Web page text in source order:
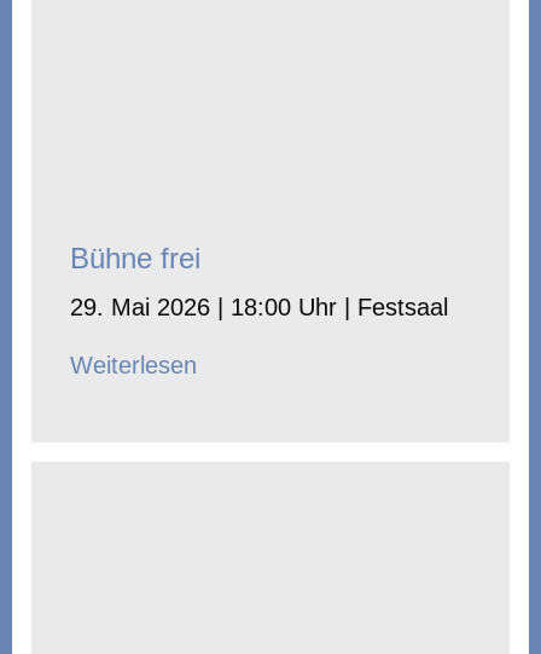
Bühne frei
29. Mai 2026 | 18:00 Uhr | Festsaal
Weiterlesen